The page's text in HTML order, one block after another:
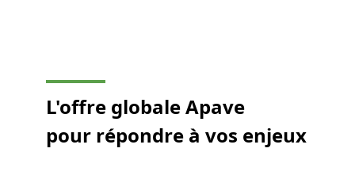
L'offre globale Apave
pour répondre à vos enjeux